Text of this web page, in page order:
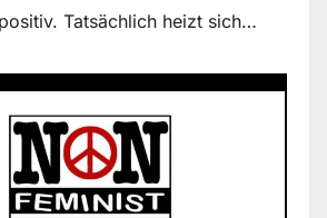
Tatsächlich heizt sich…